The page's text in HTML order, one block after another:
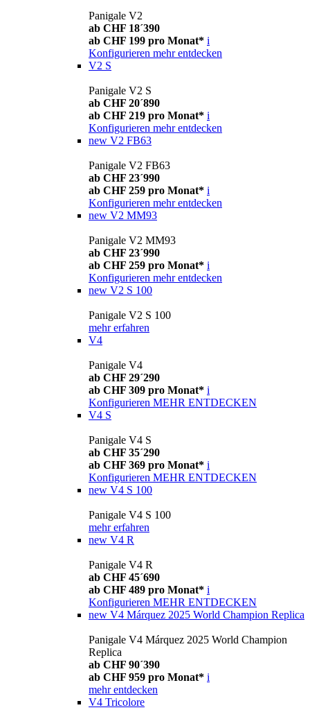
Panigale V2
ab CHF 18´390
ab CHF 199 pro Monat* i
Konfigurieren mehr entdecken
V2 S
Panigale V2 S
ab CHF 20´890
ab CHF 219 pro Monat* i
Konfigurieren mehr entdecken
new V2 FB63
Panigale V2 FB63
ab CHF 23´990
ab CHF 259 pro Monat* i
Konfigurieren mehr entdecken
new V2 MM93
Panigale V2 MM93
ab CHF 23´990
ab CHF 259 pro Monat* i
Konfigurieren mehr entdecken
new V2 S 100
Panigale V2 S 100
mehr erfahren
V4
Panigale V4
ab CHF 29´290
ab CHF 309 pro Monat* i
Konfigurieren MEHR ENTDECKEN
V4 S
Panigale V4 S
ab CHF 35´290
ab CHF 369 pro Monat* i
Konfigurieren MEHR ENTDECKEN
new V4 S 100
Panigale V4 S 100
mehr erfahren
new V4 R
Panigale V4 R
ab CHF 45´690
ab CHF 489 pro Monat* i
Konfigurieren MEHR ENTDECKEN
new V4 Márquez 2025 World Champion Replica
Panigale V4 Márquez 2025 World Champion
Replica
ab CHF 90´390
ab CHF 959 pro Monat* i
mehr entdecken
V4 Tricolore